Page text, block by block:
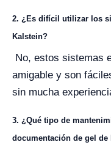
2. ¿Es difícil utilizar los
Kalstein?
No, estos sistemas
amigable y son
sin mucha
3. ¿Qué tipo de
documentación de gel de